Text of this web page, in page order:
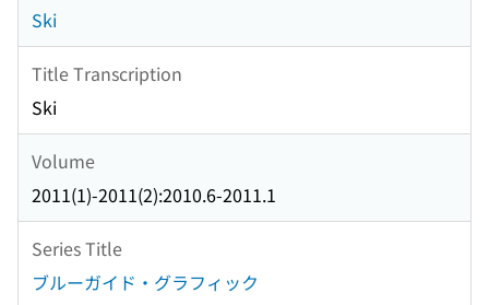
Ski
Title Transcription
Ski
Volume
2011(1)-2011(2):2010.6-2011.1
Series Title
ブルーガイド・グラフィック